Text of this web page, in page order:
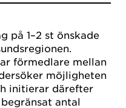
på 1–2 st önskade
förmedlare mellan
möjligheten
initierar därefter
antal